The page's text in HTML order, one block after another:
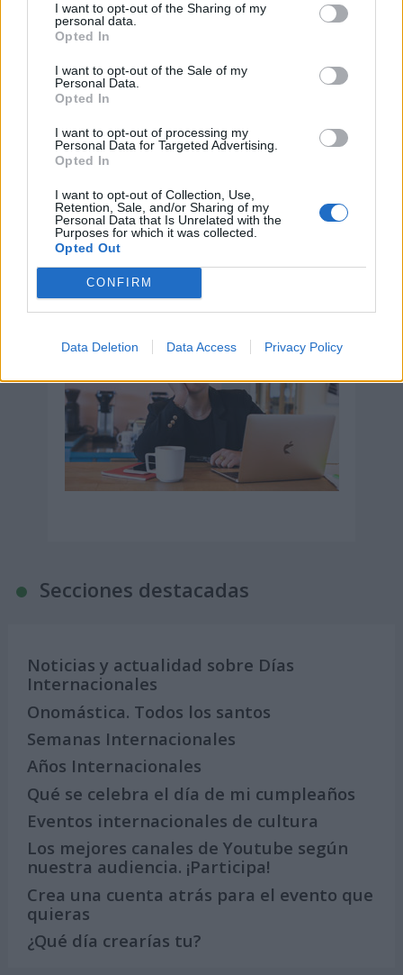
I want to opt-out of the Sharing of my
personal data.
Opted In
I want to opt-out of the Sale of my
Personal Data.
Opted In
I want to opt-out of processing my
Personal Data for Targeted Advertising.
Opted In
I want to opt-out of Collection, Use,
Retention, Sale, and/or Sharing of my
Personal Data that Is Unrelated with the
Purposes for which it was collected.
Opted Out
CONFIRM
Data Deletion Data Access Privacy Policy
Día de la Encefalomielitis Miálgica
Severa o Síndrome de Fatiga
Crónica
8 de agosto de 2026
Secciones destacadas
Noticias y actualidad sobre Días
Internacionales
Onomástica. Todos los santos
Semanas Internacionales
Años Internacionales
Qué se celebra el día de mi cumpleaños
Eventos internacionales de cultura
Los mejores canales de Youtube según
nuestra audiencia. ¡Participa!
Crea una cuenta atrás para el evento que
quieras
¿Qué día crearías tu?